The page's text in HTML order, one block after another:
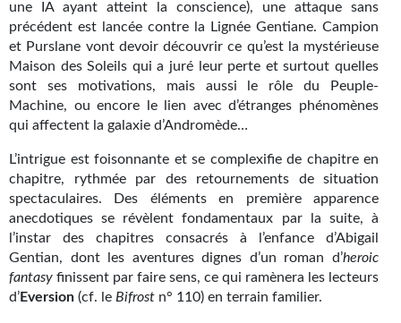
Livres audio
Gratuit
Sans DRM
BIFROST
Tous les numéros
En numérique
S'abonner
Les critiques
une IA ayant atteint la conscience), une attaque sans
précédent est lancée contre la Lignée Gentiane. Campion
et Purslane vont devoir découvrir ce qu’est la mystérieuse
Maison des Soleils qui a juré leur perte et surtout quelles
sont ses motivations, mais aussi le rôle du Peuple-
Machine, ou encore le lien avec d’étranges phénomènes
qui affectent la galaxie d’Andromède…
L’intrigue est foisonnante et se complexifie de chapitre en
chapitre, rythmée par des retournements de situation
spectaculaires. Des éléments en première apparence
anecdotiques se révèlent fondamentaux par la suite, à
l’instar des chapitres consacrés à l’enfance d’Abigail
Gentian, dont les aventures dignes d’un roman d’heroic
fantasy finissent par faire sens, ce qui ramènera les lecteurs
d’Eversion (cf. le Bifrost n° 110) en terrain familier.